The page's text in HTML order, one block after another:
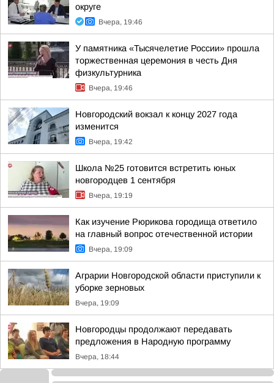
округе
Вчера, 19:46
У памятника «Тысячелетие России» прошла
торжественная церемония в честь Дня
физкультурника
Вчера, 19:46
Новгородский вокзал к концу 2027 года
изменится
Вчера, 19:42
Школа №25 готовится встретить юных
новгородцев 1 сентября
Вчера, 19:19
Как изучение Рюрикова городища ответило
на главный вопрос отечественной истории
Вчера, 19:09
Аграрии Новгородской области приступили к
уборке зерновых
Вчера, 19:09
Новгородцы продолжают передавать
предложения в Народную программу
Вчера, 18:44